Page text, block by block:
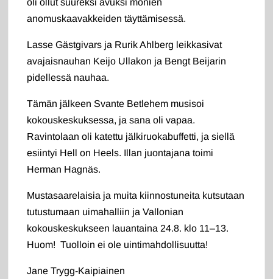
oli ollut suureksi avuksi monien
anomuskaavakkeiden täyttämisessä.
Lasse Gästgivars ja Rurik Ahlberg leikkasivat
avajaisnauhan Keijo Ullakon ja Bengt Beijarin
pidellessä nauhaa.
Tämän jälkeen Svante Betlehem musisoi
kokouskeskuksessa, ja sana oli vapaa.
Ravintolaan oli katettu jälkiruokabuffetti, ja siellä
esiintyi Hell on Heels. Illan juontajana toimi
Herman Hagnäs.
Mustasaarelaisia ja muita kiinnostuneita kutsutaan
tutustumaan uimahalliin ja Vallonian
kokouskeskukseen lauantaina 24.8. klo 11–13.
Huom! Tuolloin ei ole uintimahdollisuutta!
Jane Trygg-Kaipiainen